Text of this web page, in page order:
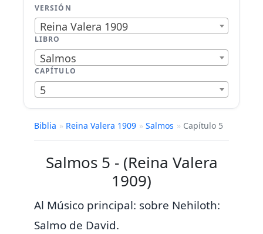
VERSIÓN
Reina Valera 1909
LIBRO
Salmos
CAPÍTULO
5
Biblia » Reina Valera 1909 » Salmos » Capítulo 5
Salmos 5 - (Reina Valera
1909)
Al Músico principal: sobre Nehiloth:
Salmo de David.